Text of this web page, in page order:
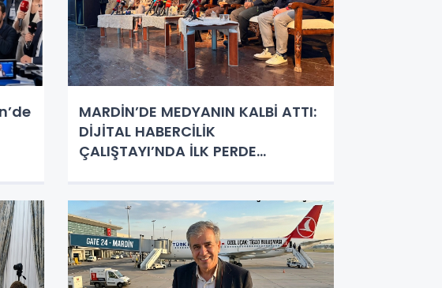
MARDİN’DE MEDYANIN KALBİ ATTI:
DİJİTAL HABERCİLİK
ÇALIŞTAYI’NDA İLK PERDE